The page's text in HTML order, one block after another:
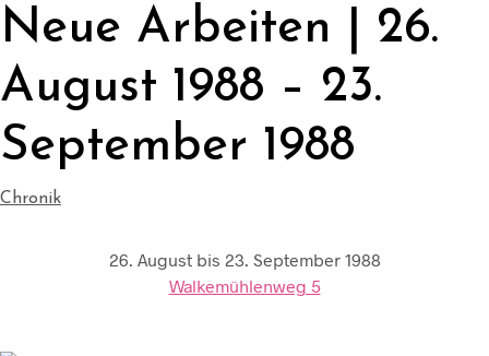
Neue Arbeiten | 26.
August 1988 – 23.
September 1988
Chronik
26. August bis 23. September 1988
Walkemühlenweg 5